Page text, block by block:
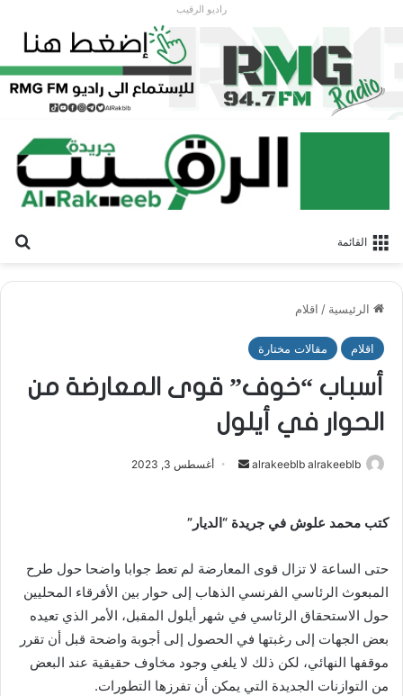
راديو الرقيب
القائمة
الرئيسية / اقلام
اقلام مقالات مختارة
أسباب “خوف” قوى المعارضة من
الحوار في أيلول
alrakeeblb alrakeeblb
ل
ر
د
أغسطس 3, 2023
كتب محمد علوش في جريدة “الديار”
حتى الساعة لا تزال قوى المعارضة لم تعط جوابا واضحا حول طرح
المبعوث الرئاسي الفرنسي الذهاب إلى حوار بين الأفرقاء المحليين
حول الاستحقاق الرئاسي في شهر أيلول المقبل، الأمر الذي تعيده
بعض الجهات إلى رغبتها في الحصول إلى أجوبة واضحة قبل أن تقرر
موقفها النهائي، لكن ذلك لا يلغي وجود مخاوف حقيقية عند البعض
من التوازنات الجديدة التي يمكن أن تفرزها التطورات.